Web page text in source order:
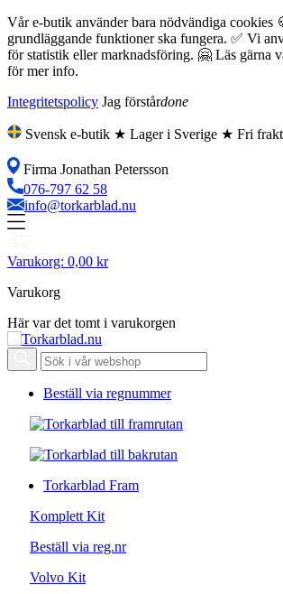
Vår e-butik använder bara nödvändiga cookies
grundläggande funktioner ska fungera. ✅ Vi
för statistik eller marknadsföring. 🤗 Läs gärna
för mer info.
Integritetspolicy Jag förstårdone
Svensk e-butik ★ Lager i Sverige ★ Fri frakt
Firma Jonathan Petersson
076-797 62 58
info@torkarblad.nu
Varukorg: 0,00 kr
Varukorg
Här var det tomt i varukorgen
Beställ via regnummer
Torkarblad Fram
Komplett Kit
Beställ via reg.nr
Volvo Kit